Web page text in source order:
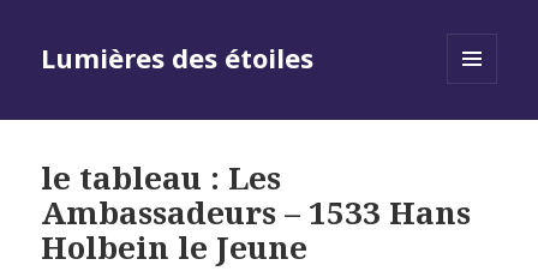
Lumières des étoiles
le tableau : Les
Ambassadeurs – 1533 Hans
Holbein le Jeune